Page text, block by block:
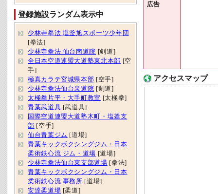
広告
アクセスマップ
登録施設ランダム表示中
少林寺拳法 塩釜旭スポーツ少年団
[拳法]
少林寺拳法 仙台南道院 [剣道]
全日本空道連盟大道塾東北本部 [空
手]
極真カラテ宮城県本部 [空手]
少林寺拳法仙台泉道院 [剣道]
太極拳片平・大手町教室 [太極拳]
青葉武道具 [武道具]
国際空道連盟大道塾木町・塩釜支
部 [空手]
仙台青葉ジム [道場]
青葉キックボクシングジム・日本
柔術鉄心流 ジム・道場 [道場]
少林寺拳法仙台東支部道場 [拳法]
青葉キックボクシングジム・日本
柔術鉄心流 事務所 [道場]
安達柔道場 [柔道]